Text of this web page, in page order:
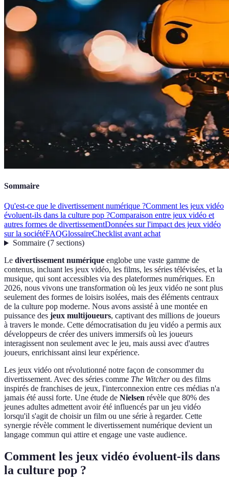
Sommaire
Qu'est-ce que le divertissement numérique ?Comment les jeux vidéo
évoluent-ils dans la culture pop ?Comparaison entre jeux vidéo et
autres formes de divertissementDonnées sur l'impact des jeux vidéo
sur la sociétéFAQGlossaireChecklist avant achat
Sommaire(7 sections)
Le divertissement numérique englobe une vaste gamme de
contenus, incluant les jeux vidéo, les films, les séries télévisées, et la
musique, qui sont accessibles via des plateformes numériques. En
2026, nous vivons une transformation où les jeux vidéo ne sont plus
seulement des formes de loisirs isolées, mais des éléments centraux
de la culture pop moderne. Nous avons assisté à une montée en
puissance des jeux multijoueurs, captivant des millions de joueurs
à travers le monde. Cette démocratisation du jeu vidéo a permis aux
développeurs de créer des univers immersifs où les joueurs
interagissent non seulement avec le jeu, mais aussi avec d'autres
joueurs, enrichissant ainsi leur expérience.
Les jeux vidéo ont révolutionné notre façon de consommer du
divertissement. Avec des séries comme The Witcherou des films
inspirés de franchises de jeux, l'interconnexion entre ces médias n'a
jamais été aussi forte. Une étude de Nielsen révèle que 80% des
jeunes adultes admettent avoir été influencés par un jeu vidéo
lorsqu'il s'agit de choisir un film ou une série à regarder. Cette
synergie révèle comment le divertissement numérique devient un
langage commun qui attire et engage une vaste audience.
Comment les jeux vidéo évoluent-ils dans
la culture pop ?